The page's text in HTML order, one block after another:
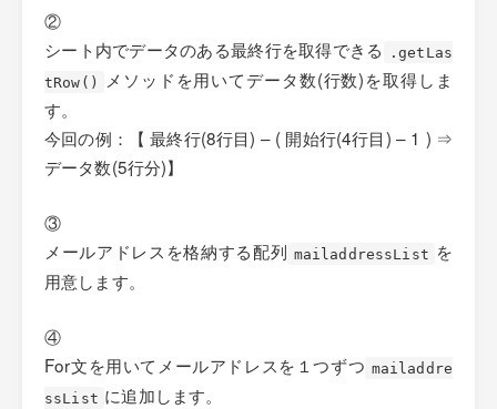
②
シート内でデータのある最終行を取得できる
.getLas
tRow()
メソッドを用いてデータ数(行数)を取得しま
す。
今回の例：【 最終行(8行目) – ( 開始行(4行目) – 1 ) ⇒
データ数(5行分)】
③
メールアドレスを格納する配列 mailaddressList を
用意します。
④
For文を用いてメールアドレスを１つずつ mailaddre
ssList に追加します。